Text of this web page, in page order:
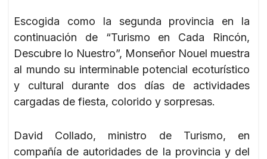
Escogida como la segunda provincia en la
continuación de “Turismo en Cada Rincón,
Descubre lo Nuestro”, Monseñor Nouel muestra
al mundo su interminable potencial ecoturístico
y cultural durante dos días de actividades
cargadas de fiesta, colorido y sorpresas.
David Collado, ministro de Turismo, en
compañía de autoridades de la provincia y del